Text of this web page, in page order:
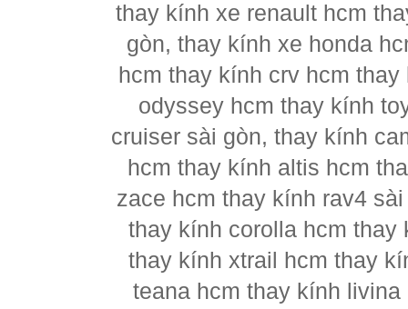
thay kính xe renault hcm
gòn, thay kính xe honda
hcm thay kính crv hcm
odyssey hcm thay kính
cruiser sài gòn, thay kính
hcm thay kính altis hcm
zace hcm thay kính rav4
thay kính corolla hcm
thay kính xtrail hcm thay
teana hcm thay kính